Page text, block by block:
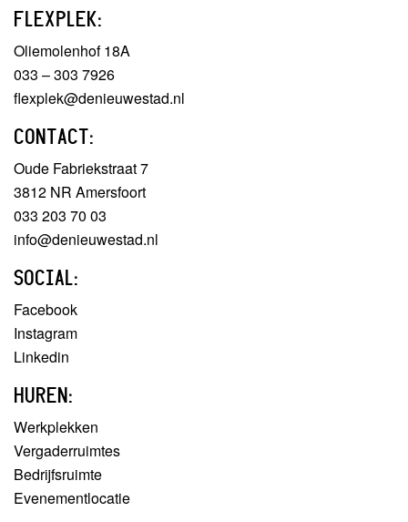
FLEXPLEK:
Oliemolenhof 18A
033 – 303 7926
flexplek@denieuwestad.nl
CONTACT:
Oude Fabriekstraat 7
3812 NR Amersfoort
033 203 70 03
info@denieuwestad.nl
SOCIAL:
Facebook
Instagram
Linkedin
HUREN:
Werkplekken
Vergaderruimtes
Bedrijfsruimte
Evenementlocatie